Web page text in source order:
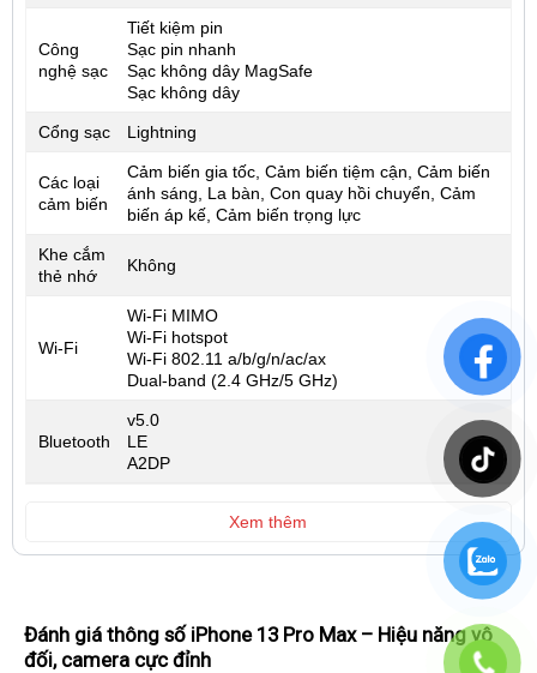
Đánh giá thông số iPhone 13 Pro Max – Hiệu năng vô
đối, camera cực đỉnh
Công
nghệ sạc
Tiết kiệm pin
Sạc pin nhanh
Sạc không dây MagSafe
Sạc không dây
Cổng sạc Lightning
Các loại
cảm biến
Cảm biến gia tốc, Cảm biến tiệm cận, Cảm biến
ánh sáng, La bàn, Con quay hồi chuyển, Cảm
biến áp kế, Cảm biến trọng lực
Khe cắm
thẻ nhớ
Không
Wi-Fi
Wi-Fi MIMO
Wi-Fi hotspot
Wi-Fi 802.11 a/b/g/n/ac/ax
Dual-band (2.4 GHz/5 GHz)
Bluetooth
v5.0
LE
A2DP
Xem thêm